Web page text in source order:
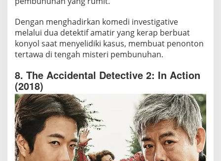
Dengan menghadirkan komedi investigative
melalui dua detektif amatir yang kerap berbuat
konyol saat menyelidiki kasus, membuat penonton
tertawa di tengah misteri pembunuhan.
8. The Accidental Detective 2: In Action
(2018)